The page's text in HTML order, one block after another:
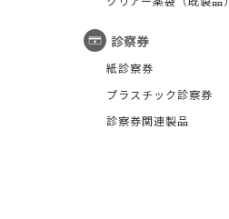
診察券
紙診察券
プラスチック診察券
診察券関連製品